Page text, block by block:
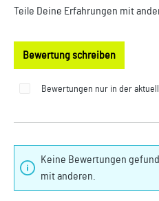
Teile Deine Erfahrungen mit
Bewertung schreiben
Bewertungen nur in der
Keine Bewertungen
mit anderen.